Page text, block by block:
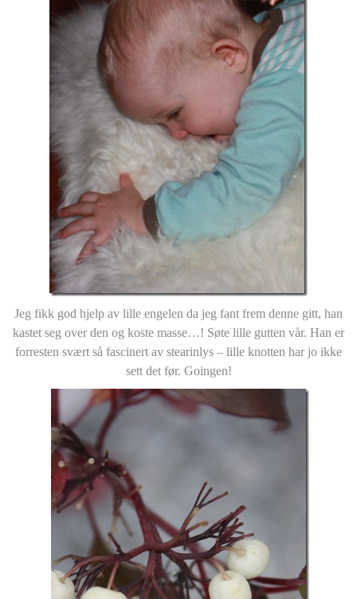
Jeg fikk god hjelp av lille engelen da jeg fant frem denne gitt, han
kastet seg over den og koste masse…! Søte lille gutten vår. Han er
forresten svært så fascinert av stearinlys – lille knotten har jo ikke
sett det før. Goingen!